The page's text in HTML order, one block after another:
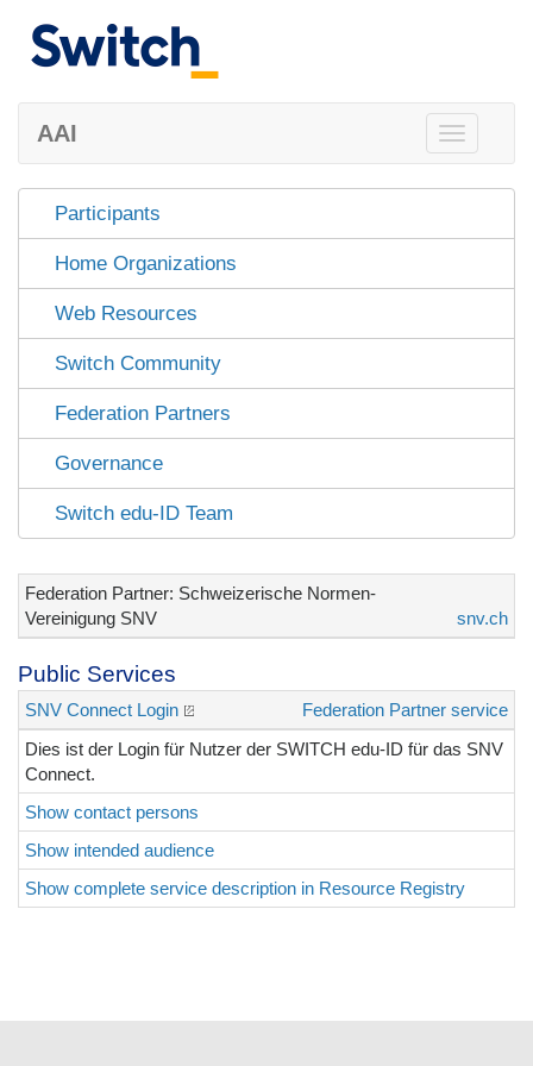
Toggle
navigation
AAI
Participants
Home Organizations
Web Resources
Switch Community
Federation Partners
Governance
Switch edu-ID Team
Federation Partner: Schweizerische Normen-
Vereinigung SNV
snv.ch
Public Services
SNV Connect Login
Federation Partner service
Dies ist der Login für Nutzer der SWITCH edu-ID für das SNV
Connect.
Show contact persons
Show intended audience
Show complete service description in Resource Registry